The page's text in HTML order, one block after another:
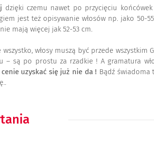
dzięki czemu nawet po przycięciu końcówek
jest też opisywanie włosów np. jako 50-
mają więcej jak 52-53 cm.
włosy muszą być przede wszystkim
są po prostu za rzadkie ! A gramatura
uzyskać się już nie da ! Bądź świadoma